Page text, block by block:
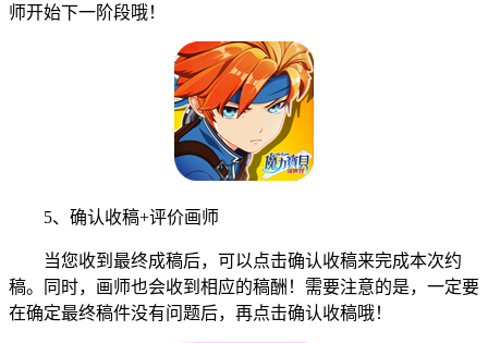
师开始下一阶段哦！
5、确认收稿+评价画师
当您收到最终成稿后，可以点击确认收稿来完成本次约
稿。同时，画师也会收到相应的稿酬！需要注意的是，一定要
在确定最终稿件没有问题后，再点击确认收稿哦！